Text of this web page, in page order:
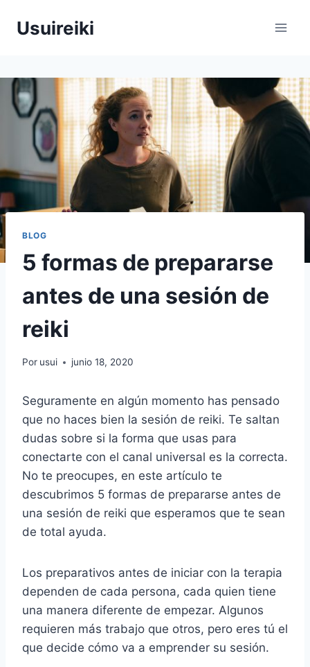
Usuireiki
BLOG
5 formas de prepararse
antes de una sesión de
reiki
Por usui junio 18, 2020
Seguramente en algún momento has pensado
que no haces bien la sesión de reiki. Te saltan
dudas sobre si la forma que usas para
conectarte con el canal universal es la correcta.
No te preocupes, en este artículo te
descubrimos 5 formas de prepararse antes de
una sesión de reiki que esperamos que te sean
de total ayuda.
Los preparativos antes de iniciar con la terapia
dependen de cada persona, cada quien tiene
una manera diferente de empezar. Algunos
requieren más trabajo que otros, pero eres tú el
que decide cómo va a emprender su sesión.